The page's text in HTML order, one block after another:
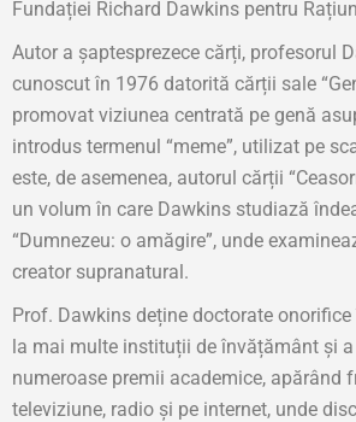
Fundației Richard Dawkins pentru
Autor a șaptesprezece cărți, profesorul
cunoscut în 1976 datorită cărții sale
promovat viziunea centrată pe genă
introdus termenul “meme”, utilizat pe
este, de asemenea, autorul cărții
un volum în care Dawkins studiază
“Dumnezeu: o amăgire”, unde
creator supranatural.
Prof. Dawkins deține doctorate
la mai multe instituții de învățământ și
numeroase premii academice, apărând
televiziune, radio și pe internet, unde